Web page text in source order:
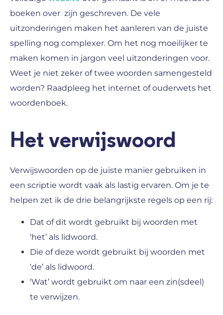
boeken over zijn geschreven. De vele
uitzonderingen maken het aanleren van de juiste
spelling nog complexer. Om het nog moeilijker te
maken komen in jargon veel uitzonderingen voor.
Weet je niet zeker of twee woorden samengesteld
worden? Raadpleeg het internet of ouderwets het
woordenboek.
Het verwijswoord
Verwijswoorden op de juiste manier gebruiken in
een scriptie wordt vaak als lastig ervaren. Om je te
helpen zet ik de drie belangrijkste regels op een rij:
Dat of dit wordt gebruikt bij woorden met
‘het’ als lidwoord.
Die of deze wordt gebruikt bij woorden met
‘de’ als lidwoord.
‘Wat’ wordt gebruikt om naar een zin(sdeel)
te verwijzen.